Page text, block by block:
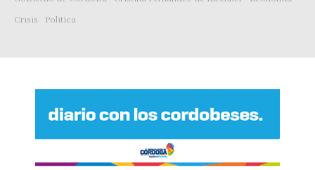
Crisis
Politica